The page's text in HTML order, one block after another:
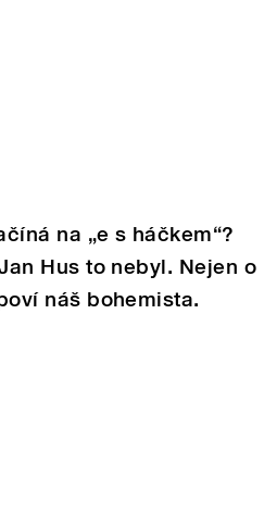
na „e s háčkem“?
Hus to nebyl. Nejen o
náš bohemista.